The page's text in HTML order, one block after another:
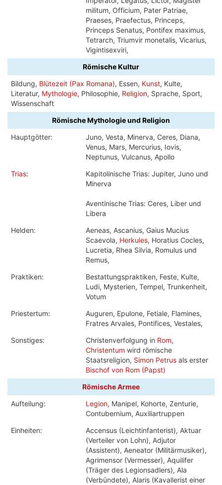
militum, Officium, Pater Patriae,
Praeses, Praefectus, Princeps,
Princeps Senatus, Pontifex maximus,
Tetrarch, Triumvir monetalis, Vicarius,
Vigintisexviri,
Römische Kultur
Bildung, Blütezeit (Pax Romana), Essen, Kunst, Kulte,
Literatur, Mythologie, Philosophie, Religion, Sprache, Sport,
Wissenschaft
Römische Mythologie und Religion
Hauptgötter:
Juno, Vesta, Minerva, Ceres, Diana,
Venus, Mars, Mercurius, Iovis,
Neptunus, Vulcanus, Apollo
Trias:
Kapitolinische Trias: Jupiter, Juno und
Minerva
Aventinische Trias: Ceres, Liber und
Libera
Helden:
Aeneas, Ascanius, Gaius Mucius
Scaevola, Herkules, Horatius Cocles,
Lucretia, Rhea Silvia, Romulus und
Remus,
Praktiken:
Bestattungspraktiken, Feste, Kulte,
Ludi, Mysterien, Tempel, Trunkenheit,
Votum
Priestertum:
Auguren, Epulone, Fetiale, Flamines,
Fratres Arvales, Pontifices, Vestales,
Sonstiges:
Christenverfolgung in Rom,
Christentum wird römische
Staatsreligion, Simon Petrus als erster
Bischof von Rom (Papst)
Römische Armee
Aufteilung:
Legion, Manipel, Kohorte, Zenturie,
Contubernium, Auxiliartruppen
Einheiten:
Accensus (Leichtinfanterist), Aktuar
(Verteiler von Lohn), Adjutor
(Assistent), Aeneator (Militärmusiker),
Agrimensor (Vermesser), Aquilifer
(Träger des Legionsadlers), Ala
(Verbündete), Alaris (Kavallerist einer